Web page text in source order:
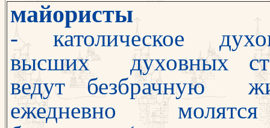
майористы
- католическое
высших духовных
ведут безбрачную
ежедневно